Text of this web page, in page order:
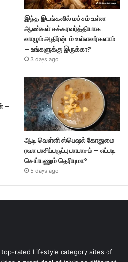
இந்த இடங்களில் மச்சம் உள்ள
ஆண்கள் சக்கரவர்த்தியாக
வாழும் அதிர்ஷ்டம் உள்ளவர்களாம்
– உங்களுக்கு இருக்கா?
3 days ago
–
ஆடி வெள்ளி ஸ்பெஷல் கோதுமை
ரவா பாசிப்பருப்பு பாயாசம் – எப்படி
செய்யணும் தெரியுமா?
5 days ago
rated Lifestyle category sites of